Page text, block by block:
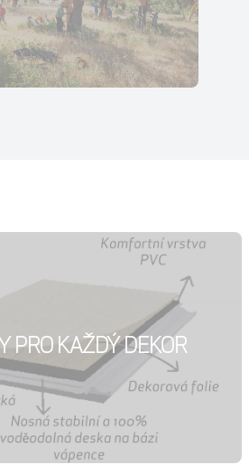
PRO KAŽDÝ DEKOR